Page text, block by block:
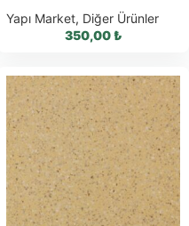
Yapı Market, Diğer Ürünler
350,00₺
WhatsApp ile
Sipariş
WhatsApp Teklif
Al